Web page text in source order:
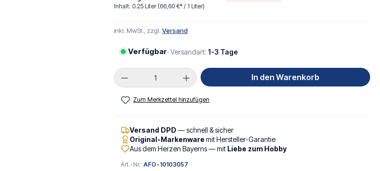
Inhalt: 0.25 Liter (66,60 €* / 1 Liter)
inkl. MwSt., zzgl. Versand
Verfügbar· Versandart: 1-3 Tage
Produkt Anzahl: Gib den gewünschten Wert ein
In den Warenkorb
Zum Merkzettel hinzufügen
Versand DPD — schnell & sicher
Original-Markenwaremit Hersteller-Garantie
Aus dem Herzen Bayerns — mit Liebe zum Hobby
Art.-Nr.:AFO-10103057